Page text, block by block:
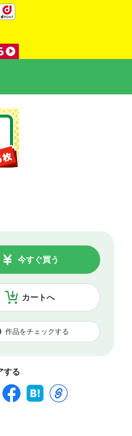
カートへ
今すぐ買う
作品をチェックする
する